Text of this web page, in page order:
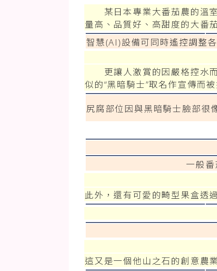
某日本專業大番茄農的溫室
量高、品質好、高甜度的大番
智慧(AI)設備可同時遙控調整
更讓人激賞的因嚴格控水而
似的“黑暗騎士”取名作宣傳而
尻腐部位因與黑暗騎士臉部很
一般
此外，還有可愛的畸型果盒透
這又是一個他山之石的創意農